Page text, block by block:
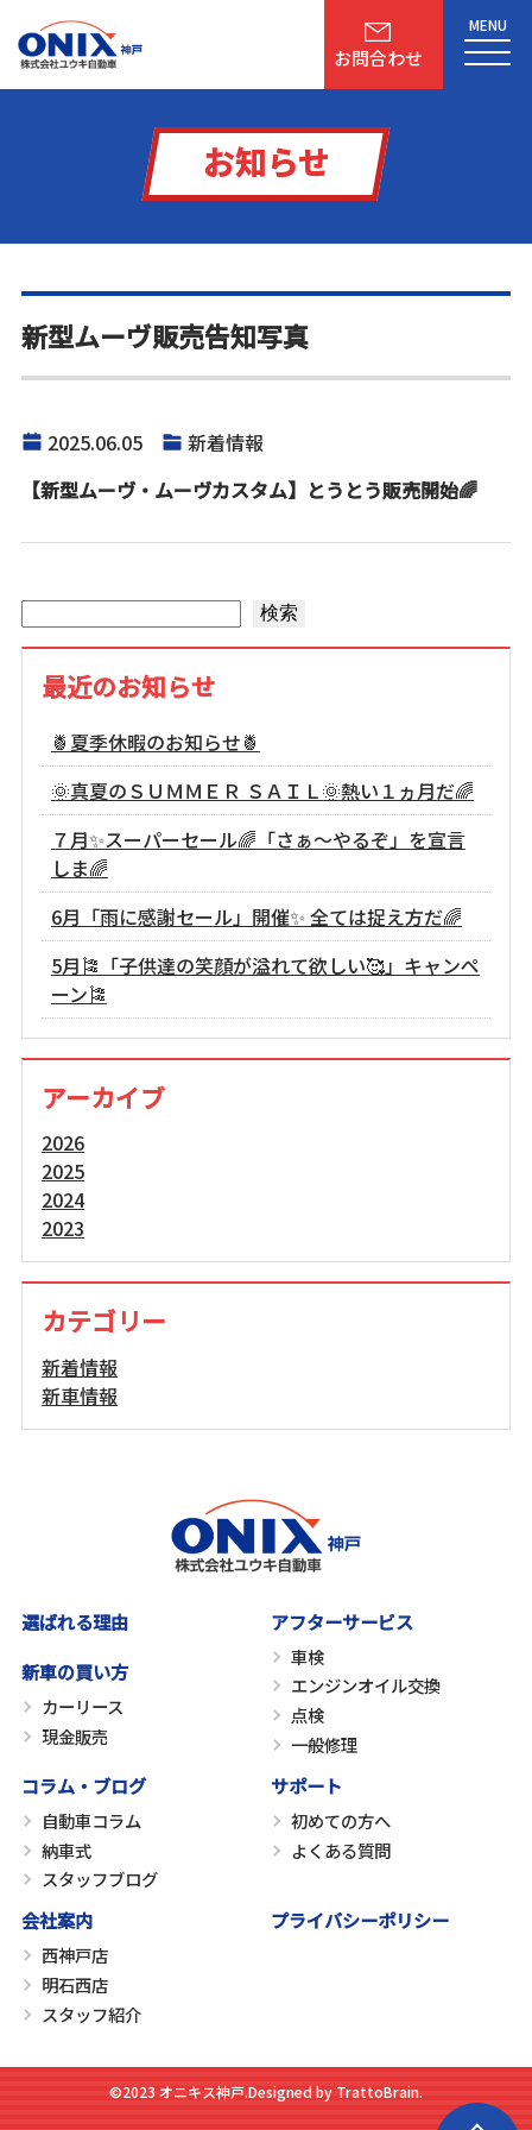
お問合わせ
MENU
お知らせ
新型ムーヴ販売告知写真
2025.06.05
新着情報
【新型ムーヴ・ムーヴカスタム】とうとう販売開始🌈
検索
最近のお知らせ
🍍夏季休暇のお知らせ🍍
🌞真夏のＳＵＭＭＥＲ ＳＡＩＬ🌞熱い１ヵ月だ🌈
７月✨スーパーセール🌈「さぁ～やるぞ」を宣言
しま🌈
6月「雨に感謝セール」開催✨ 全ては捉え方だ🌈
5月🎏「子供達の笑顔が溢れて欲しい🥰」キャンペ
ーン🎏
アーカイブ
2026
2025
2024
2023
カテゴリー
新着情報
新車情報
選ばれる理由
新車の買い方
カーリース
現金販売
アフターサービス
車検
エンジンオイル交換
点検
一般修理
コラム・ブログ
自動車コラム
納車式
スタッフブログ
サポート
初めての方へ
よくある質問
会社案内
西神戸店
明石西店
スタッフ紹介
プライバシーポリシー
©2023 オニキス神戸.Designed by TrattoBrain.